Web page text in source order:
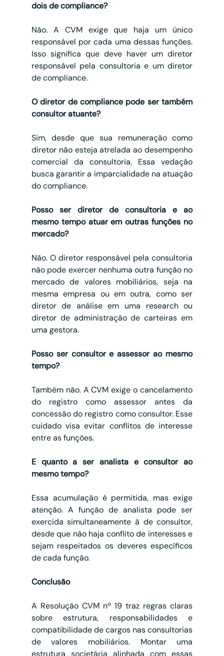
dois de compliance?
Não. A CVM exige que haja um único
responsável por cada uma dessas funções.
Isso significa que deve haver um diretor
responsável pela consultoria e um diretor
de compliance.
O diretor de compliance pode ser também
consultor atuante?
Sim, desde que sua remuneração como
diretor não esteja atrelada ao desempenho
comercial da consultoria. Essa vedação
busca garantir a imparcialidade na atuação
do compliance.
Posso ser diretor de consultoria e ao
mesmo tempo atuar em outras funções no
mercado?
Não. O diretor responsável pela consultoria
não pode exercer nenhuma outra função no
mercado de valores mobiliários, seja na
mesma empresa ou em outra, como ser
diretor de análise em uma research ou
diretor de administração de carteiras em
uma gestora.
Posso ser consultor e assessor ao mesmo
tempo?
Também não. A CVM exige o cancelamento
do registro como assessor antes da
concessão do registro como consultor. Esse
cuidado visa evitar conflitos de interesse
entre as funções.
E quanto a ser analista e consultor ao
mesmo tempo?
Essa acumulação é permitida, mas exige
atenção. A função de analista pode ser
exercida simultaneamente à de consultor,
desde que não haja conflito de interesses e
sejam respeitados os deveres específicos
de cada função.
Conclusão
A Resolução CVM nº 19 traz regras claras
sobre estrutura, responsabilidades e
compatibilidade de cargos nas consultorias
de valores mobiliários. Montar uma
estrutura societária alinhada com essas